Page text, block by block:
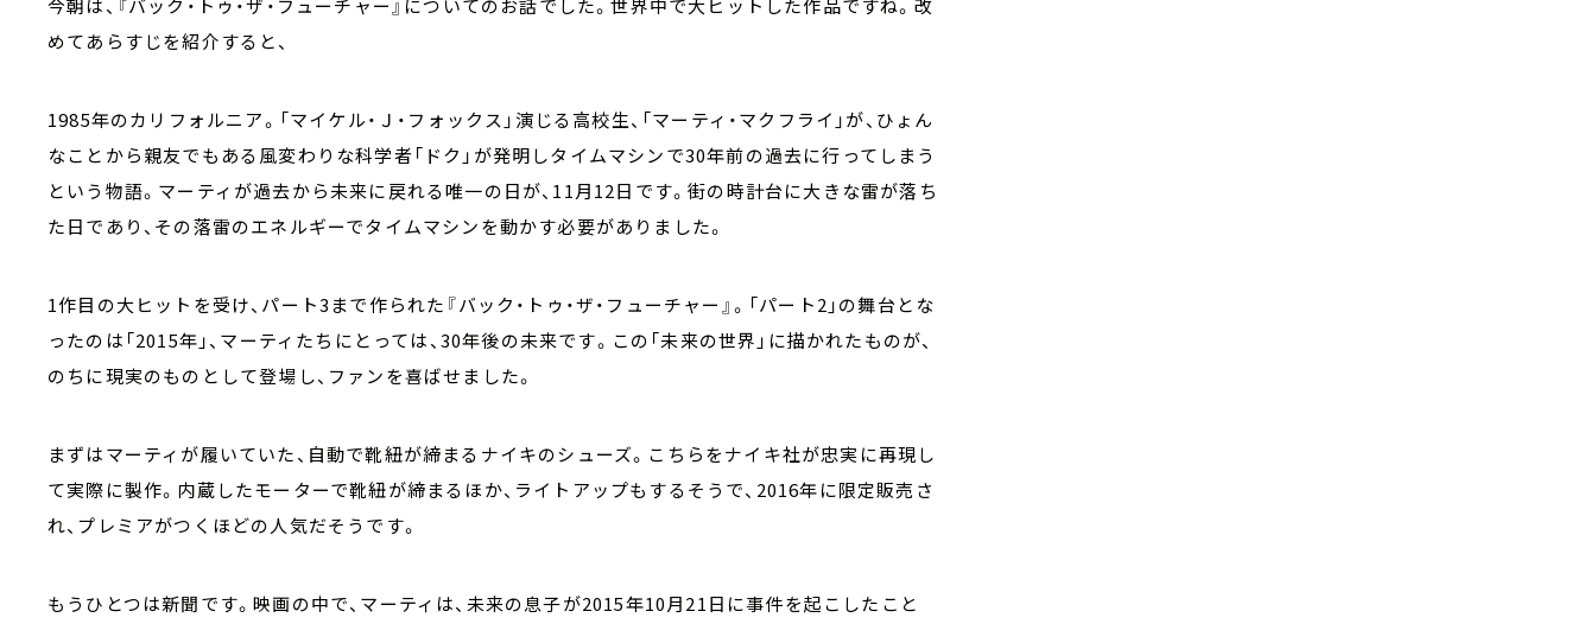
めてあらすじを紹介すると、
1985年のカリフォルニア。「マイケル・Ｊ・フォックス」演じる高校生、「マーティ・マクフライ」が、ひょん
なことから親友でもある風変わりな科学者「ドク」が発明しタイムマシンで30年前の過去に行ってしまう
という物語。マーティが過去から未来に戻れる唯一の日が、11月12日です。街の時計台に大きな雷が落ち
た日であり、その落雷のエネルギーでタイムマシンを動かす必要がありました。
1作目の大ヒットを受け、パート3まで作られた『バック・トゥ・ザ・フューチャー』。「パート2」の舞台とな
ったのは「2015年」、マーティたちにとっては、30年後の未来です。この「未来の世界」に描かれたものが、
のちに現実のものとして登場し、ファンを喜ばせました。
まずはマーティが履いていた、自動で靴紐が締まるナイキのシューズ。こちらをナイキ社が忠実に再現し
て実際に製作。内蔵したモーターで靴紐が締まるほか、ライトアップもするそうで、2016年に限定販売さ
れ、プレミアがつくほどの人気だそうです。
もうひとつは新聞です。映画の中で、マーティは、未来の息子が2015年10月21日に事件を起こしたこと